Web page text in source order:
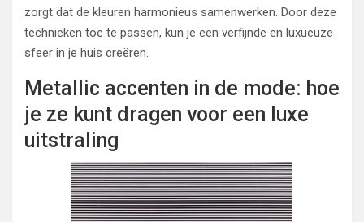
zorgt dat de kleuren harmonieus samenwerken. Door deze
technieken toe te passen, kun je een verfijnde en luxueuze
sfeer in je huis creëren.
Metallic accenten in de mode: hoe
je ze kunt dragen voor een luxe
uitstraling